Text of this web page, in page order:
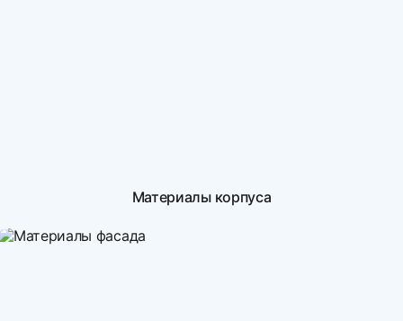
Материалы корпуса